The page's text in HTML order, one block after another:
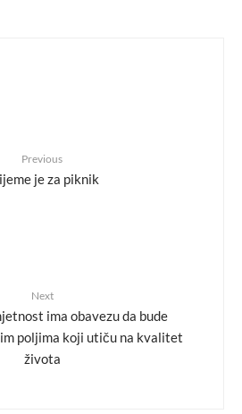
Previous
je za piknik
Next
ima obavezu da bude
poljima koji utiču na kvalitet
života